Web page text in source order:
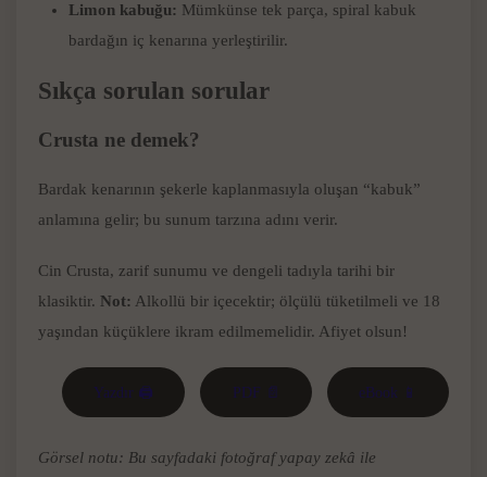
Limon kabuğu: Mümkünse tek parça, spiral kabuk
bardağın iç kenarına yerleştirilir.
Sıkça sorulan sorular
Crusta ne demek?
Bardak kenarının şekerle kaplanmasıyla oluşan “kabuk”
anlamına gelir; bu sunum tarzına adını verir.
Cin Crusta, zarif sunumu ve dengeli tadıyla tarihi bir
klasiktir. Not: Alkollü bir içecektir; ölçülü tüketilmeli ve 18
yaşından küçüklere ikram edilmemelidir. Afiyet olsun!
Yazdır 🖨 PDF 📄 eBook 📱
Görsel notu: Bu sayfadaki fotoğraf yapay zekâ ile